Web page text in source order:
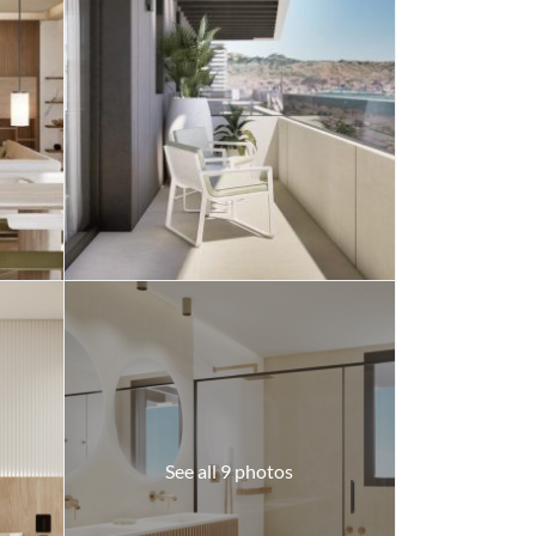
See all 9 photos